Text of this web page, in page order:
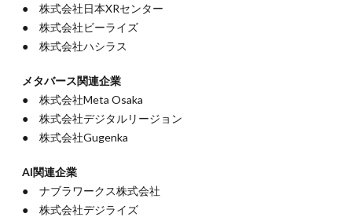
● 株式会社日本XRセンター
● 株式会社ビーライズ
● 株式会社ハシラス
メタバース関連企業
● 株式会社Meta Osaka
● 株式会社デジタルリージョン
● 株式会社Gugenka
AI関連企業
● ナブラワークス株式会社
● 株式会社デジライズ